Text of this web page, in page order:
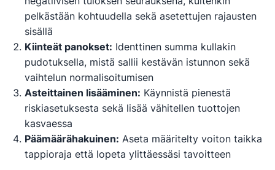
pelkästään kohtuudella sekä asetettujen rajausten
sisällä
Kiinteät panokset: Identtinen summa kullakin
pudotuksella, mistä sallii kestävän istunnon sekä
vaihtelun normalisoitumisen
Asteittainen lisääminen: Käynnistä pienestä
riskiasetuksesta sekä lisää vähitellen tuottojen
kasvaessa
Päämäärähakuinen: Aseta määritelty voiton taikka
tappioraja että lopeta ylittäessäsi tavoitteen